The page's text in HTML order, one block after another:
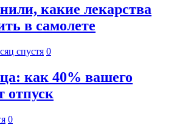
какие лекарства
в самолете
спустя 0
как 40% вашего
отпуск
0